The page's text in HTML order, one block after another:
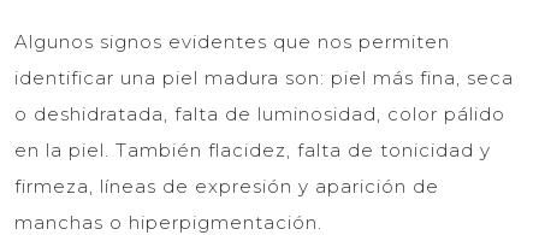
Algunos signos evidentes que nos permiten
identificar una piel madura son: piel más fina, seca
o deshidratada, falta de luminosidad, color pálido
en la piel. También flacidez, falta de tonicidad y
firmeza, líneas de expresión y aparición de
manchas o hiperpigmentación.